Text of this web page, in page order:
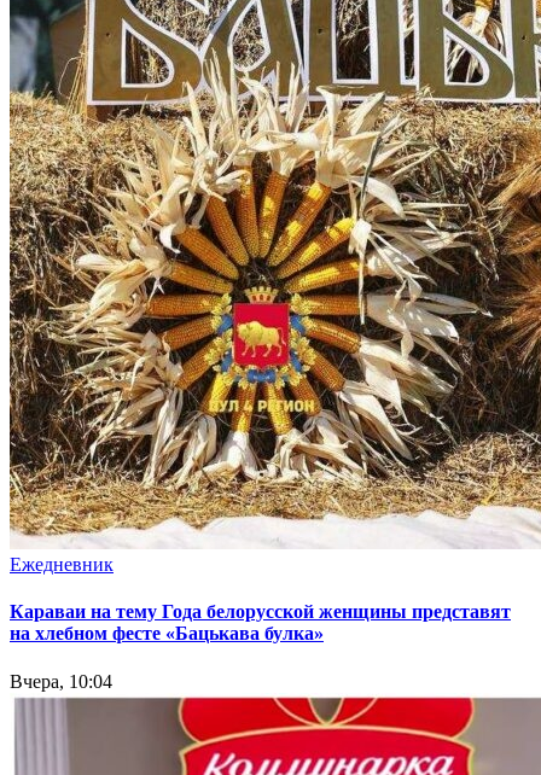
Ежедневник
Караваи на тему Года белорусской женщины представят
на хлебном фесте «Бацькава булка»
Вчера, 10:04